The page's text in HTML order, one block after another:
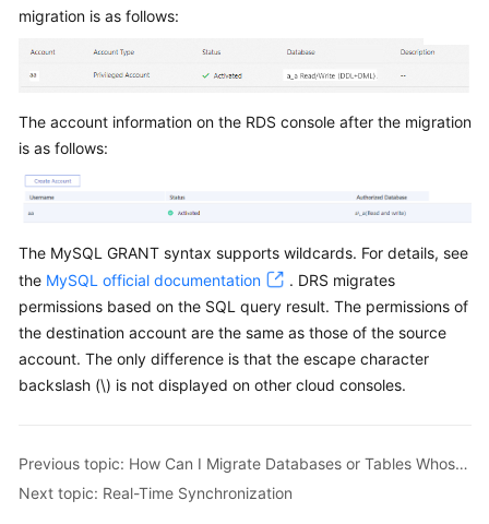
Guide
White
Paper
Reference
SDK
Reference
FAQs
Videos
migration is as follows:
The account information on the RDS console after the migration
is as follows:
The MySQL GRANT syntax supports wildcards. For details, see
the MySQL official documentation
. DRS migrates
permissions based on the SQL query result. The permissions of
the destination account are the same as those of the source
account. The only difference is that the escape character
backslash (\) is not displayed on other cloud consoles.
Previous topic: How Can I Migrate Databases or Tables Whose Names Contain Uppercase Letters?
Next topic: Real-Time Synchronization